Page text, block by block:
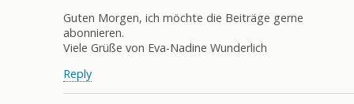
Guten Morgen, ich möchte die Beiträge gerne
abonnieren.
Viele Grüße von Eva-Nadine Wunderlich
Reply